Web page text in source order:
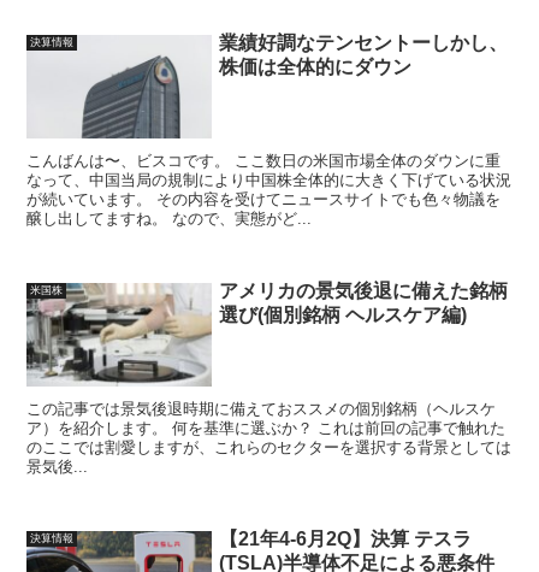
決算情報
業績好調なテンセントーしかし、
株価は全体的にダウン
こんばんは〜、ビスコです。 ここ数日の米国市場全体のダウンに重
なって、中国当局の規制により中国株全体的に大きく下げている状況
が続いています。 その内容を受けてニュースサイトでも色々物議を
醸し出してますね。 なので、実態がど...
米国株
アメリカの景気後退に備えた銘柄
選び(個別銘柄 ヘルスケア編)
この記事では景気後退時期に備えておススメの個別銘柄（ヘルスケ
ア）を紹介します。 何を基準に選ぶか？ これは前回の記事で触れた
のここでは割愛しますが、これらのセクターを選択する背景としては
景気後...
決算情報
【21年4-6月2Q】決算 テスラ
(TSLA)半導体不足による悪条件